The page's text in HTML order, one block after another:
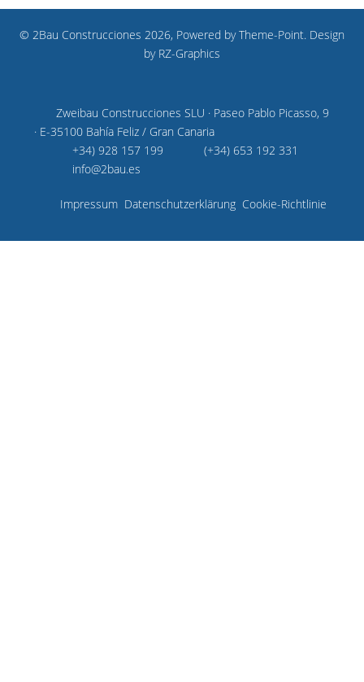
© 2Bau Construcciones 2026, Powered byTheme-Point. Design
by RZ-Graphics
Zweibau Construcciones SLU · Paseo Pablo Picasso, 9
· E-35100 Bahía Feliz / Gran Canaria
+34) 928 157 199
(+34) 653 192 331
info@2bau.es
Impressum Datenschutzerklärung Cookie-Richtlinie